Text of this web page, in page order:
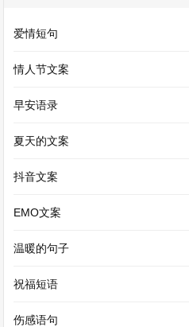
《种多肉植物》
暑假对种植多肉植物产生
几盆可爱的多肉，它们肉
彩色的小石子。看着这些
喜。我了解到多肉不需要
妙，也体会到了照顾植物的
爱情短句
情人节文案
早安语录
夏天的文案
抖音文案
EMO文案
温暖的句子
祝福短语
伤感语句